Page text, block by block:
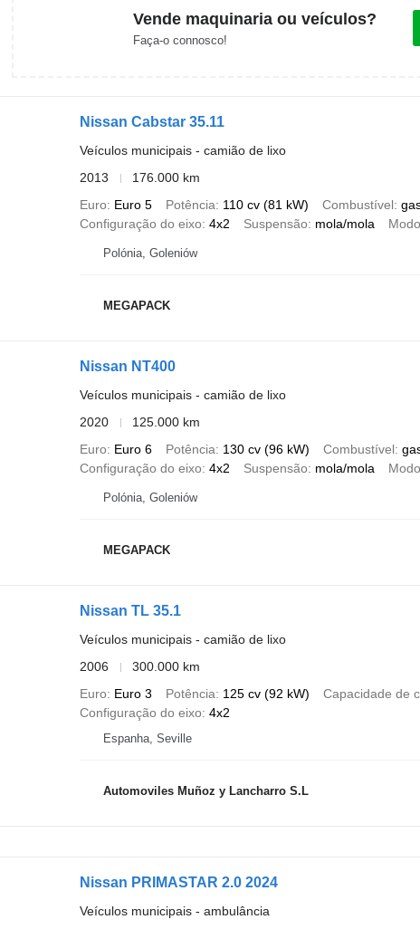
Vende maquinaria ou veículos?
Faça-o connosco!
Nissan Cabstar 35.11
Veículos municipais - camião de lixo
2013
176.000 km
Euro
Euro 5 Potência 110 cv (81 kW) Combustível
Configuração do eixo 4x2 Suspensão mola/mola
Polónia, Goleniów
MEGAPACK
Nissan NT400
Veículos municipais - camião de lixo
2020
125.000 km
Euro
Euro 6 Potência 130 cv (96 kW) Combustível
Configuração do eixo 4x2 Suspensão mola/mola
Polónia, Goleniów
MEGAPACK
Nissan TL 35.1
Veículos municipais - camião de lixo
2006
300.000 km
Euro
Euro 3 Potência 125 cv (92 kW) Capacidade de
Configuração do eixo 4x2
Espanha, Seville
Automoviles Muñoz y Lancharro S.L
Nissan PRIMASTAR 2.0 2024
Veículos municipais - ambulância